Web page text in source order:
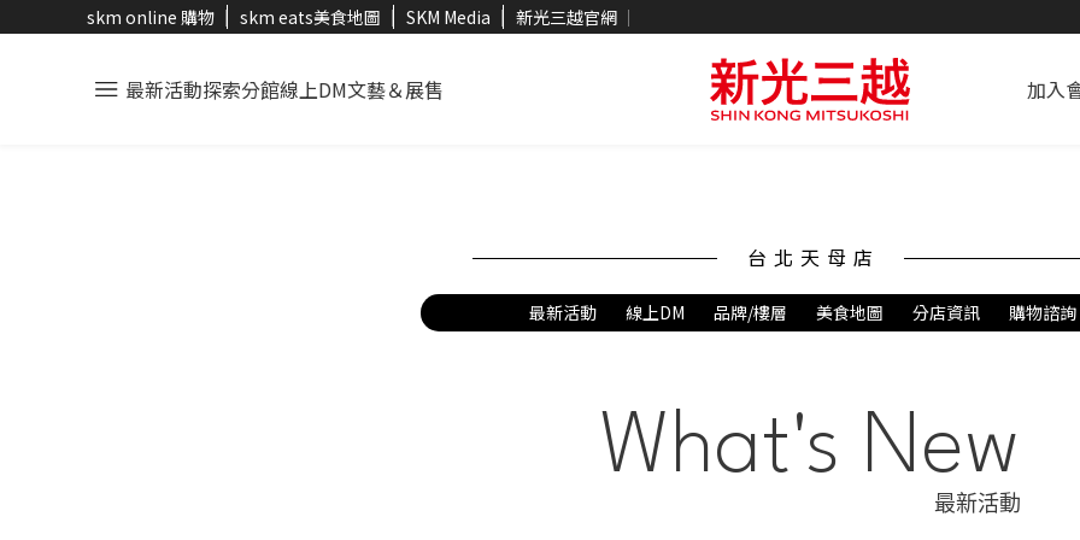
skm online 購物 skm eats美食地圖 SKM Media 新光三越官網
最新活動探索分館線上DM文藝＆展售 加入
台北天母店
最新活動 線上DM 品牌/樓層 美食地圖 分店資訊 購物諮詢
What's New
最新活動